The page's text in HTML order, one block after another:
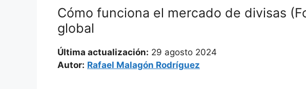
Cómo funciona el mercado de divisas
global
Última actualización: 29 agosto 2024
Autor: Rafael Malagón Rodríguez